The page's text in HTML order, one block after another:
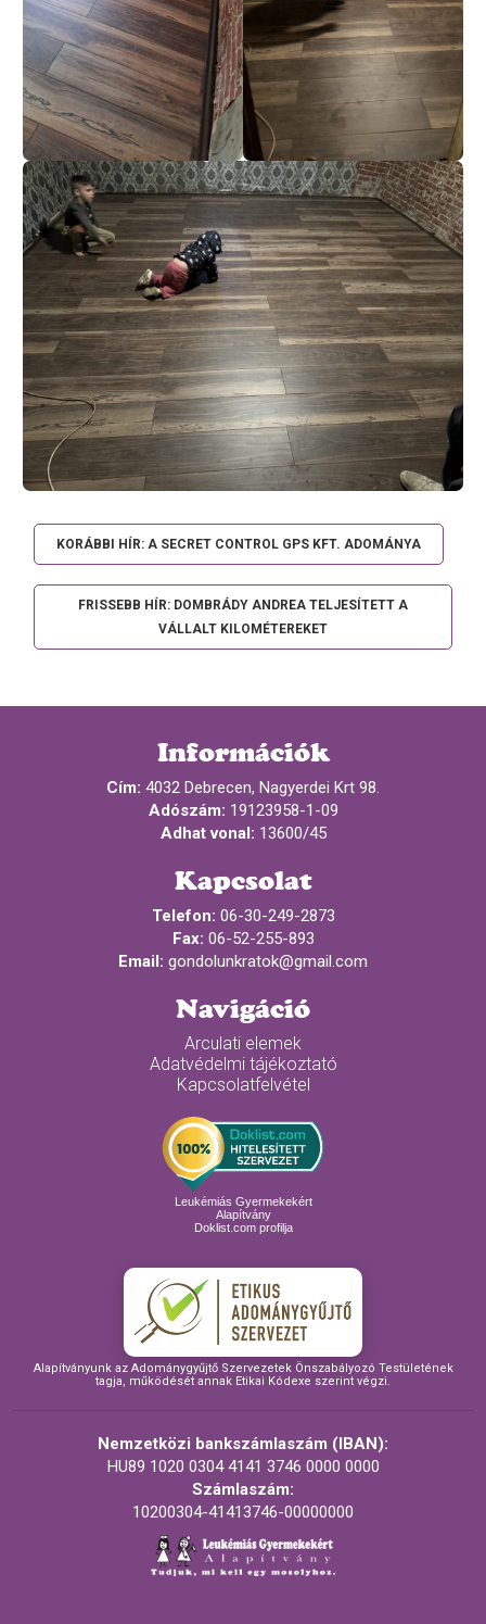
KORÁBBI HÍR: A SECRET CONTROL GPS KFT. ADOMÁNYA
FRISSEBB HÍR: DOMBRÁDY ANDREA TELJESÍTETT A
VÁLLALT KILOMÉTEREKET
Információk
Cím: 4032 Debrecen, Nagyerdei Krt 98.
Adószám: 19123958-1-09
Adhat vonal: 13600/45
Kapcsolat
Telefon: 06-30-249-2873
Fax: 06-52-255-893
Email: gondolunkratok@gmail.com
Navigáció
Arculati elemek
Adatvédelmi tájékoztató
Kapcsolatfelvétel
Leukémiás Gyermekekért
Alapítvány
Doklist.com profilja
Alapítványunk az Adománygyűjtő Szervezetek Önszabályozó Testületének
tagja, működését annak Etikai Kódexe szerint végzi.
Nemzetközi bankszámlaszám (IBAN):
HU89 1020 0304 4141 3746 0000 0000
Számlaszám:
10200304-41413746-00000000